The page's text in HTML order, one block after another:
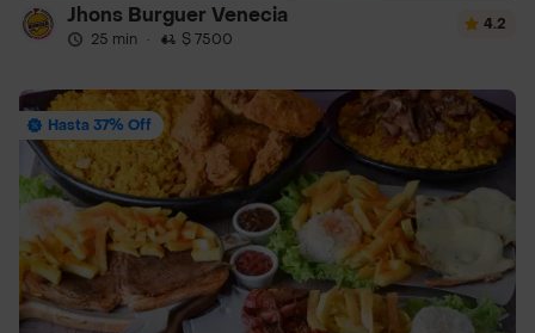
Jhons Burguer Venecia
25 min · $ 7500
4.2
Hasta 37% Off